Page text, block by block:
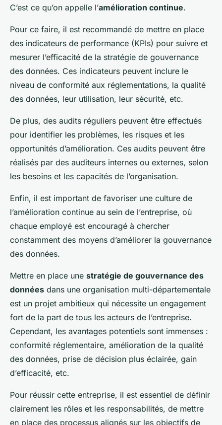
C’est ce qu’on appelle l’amélioration continue.
Pour ce faire, il est recommandé de mettre en place
des indicateurs de performance (KPIs) pour suivre et
mesurer l’efficacité de la stratégie de gouvernance
des données. Ces indicateurs peuvent inclure le
niveau de conformité aux réglementations, la qualité
des données, leur utilisation, leur sécurité, etc.
De plus, des audits réguliers peuvent être effectués
pour identifier les problèmes, les risques et les
opportunités d’amélioration. Ces audits peuvent être
réalisés par des auditeurs internes ou externes, selon
les besoins et les capacités de l’organisation.
Enfin, il est important de favoriser une culture de
l’amélioration continue au sein de l’entreprise, où
chaque employé est encouragé à chercher
constamment des moyens d’améliorer la gouvernance
des données.
Mettre en place une stratégie de gouvernance des
données dans une organisation multi-départementale
est un projet ambitieux qui nécessite un engagement
fort de la part de tous les acteurs de l’entreprise.
Cependant, les avantages potentiels sont immenses :
conformité réglementaire, amélioration de la qualité
des données, prise de décision plus éclairée, gain
d’efficacité, etc.
Pour réussir cette entreprise, il est essentiel de définir
clairement les rôles et les responsabilités, de mettre
en place des processus alignés sur les objectifs de